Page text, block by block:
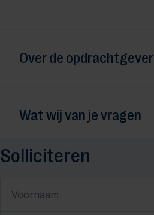
Over de opdrachtgever
Wat wij van je vragen
Solliciteren
Voornaam